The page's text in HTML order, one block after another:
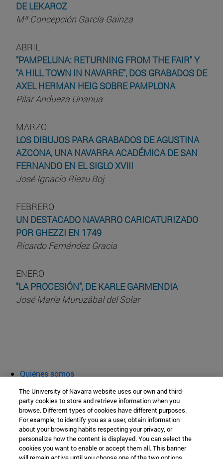
DE LEKAROZ
Mª Concepción García Gainza
ABRIL
"PAMPELUNA: RETURNING FROM THE FAIR" Y
"A HILL TOWN IN NAVARRE", DOS GRABADOS DE
AXEL HERMAN HEIG SOBRE PAMPLONA
Pilar Andueza Unanua
MARZO
LOS DIBUJOS PARA GRABADOS DE AGUSTINA
AZCONA, UNA NAVARRA ACADÉMICA DE SAN
FERNANDO EN EL SIGLO XVIII
José Ignacio Riezu Boj
FEBRERO
UN DESTACADO NAVARRO CARICATURIZADO
POR GHEZZI EN 1749
Ricardo Fernández Gracia
ENERO
"LA PROCESIÓN", DE KARLE GARMENDIA
José María Muruzábal del Solar
Quiénes somos
Aula abierta
Cátedra de Patrimonio y Arte Navarro
Facultad de Filosofía y Letras
The University of Navarra website uses our own and third-
party cookies to store and retrieve information when you
browse. Different types of cookies have different purposes.
For example, to identify you as a user, obtain information
about your browsing habits respecting your privacy, or
personalize how the content is displayed. You can select the
cookies you want to enable or accept them all. This banner